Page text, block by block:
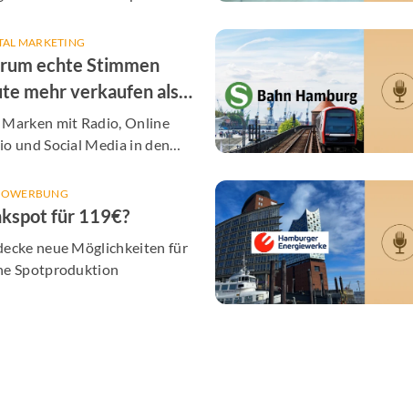
MARKETING
echte Stimmen
mehr verkaufen als
KI-Postmit Radio, Online
und Social Media in den
Cases aus Hamburg
für 119€?
neue Möglichkeiten für
Spotproduktion